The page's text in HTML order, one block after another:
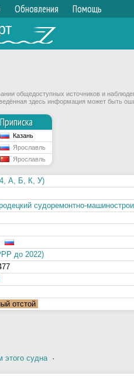
Обновления Помощь
общедоступных источников и
здесь информация может быть
Приписка
Казань
Ярославль
Ярославль
А, Б, К, У)
судоремонтно-
до 2022)
отстой
этого судна·